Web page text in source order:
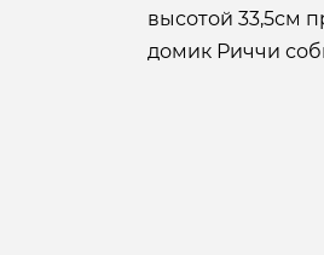
высотой 33,5см
домик Риччи